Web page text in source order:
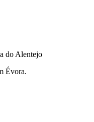
do Alentejo
Évora.